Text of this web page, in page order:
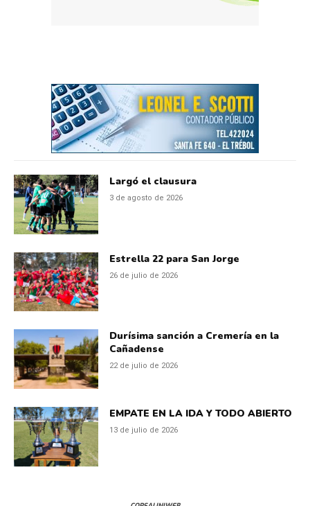
Largó el clausura
3 de agosto de 2026
Estrella 22 para San Jorge
26 de julio de 2026
Durísima sanción a Cremería en la
Cañadense
22 de julio de 2026
EMPATE EN LA IDA Y TODO ABIERTO
13 de julio de 2026